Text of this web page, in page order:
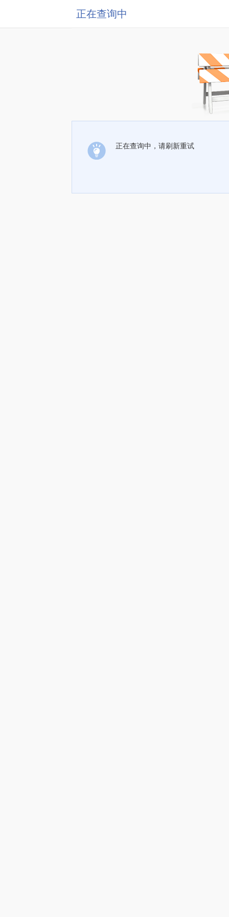
正在查询中
正在查询中，请刷新重试